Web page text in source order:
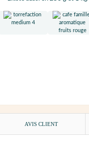
AVIS CLIENT